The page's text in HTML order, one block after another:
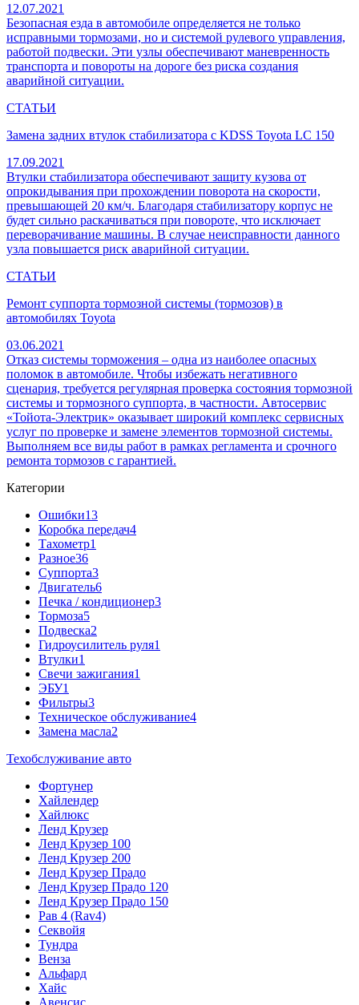
12.07.2021
Безопасная езда в автомобиле определяется не только
исправными тормозами, но и системой рулевого управления,
работой подвески. Эти узлы обеспечивают маневренность
транспорта и повороты на дороге без риска создания
аварийной ситуации.
СТАТЬИ
Замена задних втулок стабилизатора с KDSS Toyota LC 150
17.09.2021
Втулки стабилизатора обеспечивают защиту кузова от
опрокидывания при прохождении поворота на скорости,
превышающей 20 км/ч. Благодаря стабилизатору корпус не
будет сильно раскачиваться при повороте, что исключает
переворачивание машины. В случае неисправности данного
узла повышается риск аварийной ситуации.
СТАТЬИ
Ремонт суппорта тормозной системы (тормозов) в
автомобилях Toyota
03.06.2021
Отказ системы торможения – одна из наиболее опасных
поломок в автомобиле. Чтобы избежать негативного
сценария, требуется регулярная проверка состояния тормозной
системы и тормозного суппорта, в частности. Автосервис
«Тойота-Электрик» оказывает широкий комплекс сервисных
услуг по проверке и замене элементов тормозной системы.
Выполняем все виды работ в рамках регламента и срочного
ремонта тормозов с гарантией.
Категории
Ошибки13
Коробка передач4
Тахометр1
Разное36
Cуппорта3
Двигатель6
Печка / кондиционер3
Тормоза5
Подвеска2
Гидроусилитель руля1
Втулки1
Свечи зажигания1
ЭБУ1
Фильтры3
Техническое обслуживание4
Замена масла2
Техобслуживание авто
Фортунер
Хайлендер
Хайлюкс
Ленд Крузер
Ленд Крузер 100
Ленд Крузер 200
Ленд Крузер Прадо
Ленд Крузер Прадо 120
Ленд Крузер Прадо 150
Рав 4 (Rav4)
Секвойя
Тундра
Венза
Альфард
Хайс
Авенсис